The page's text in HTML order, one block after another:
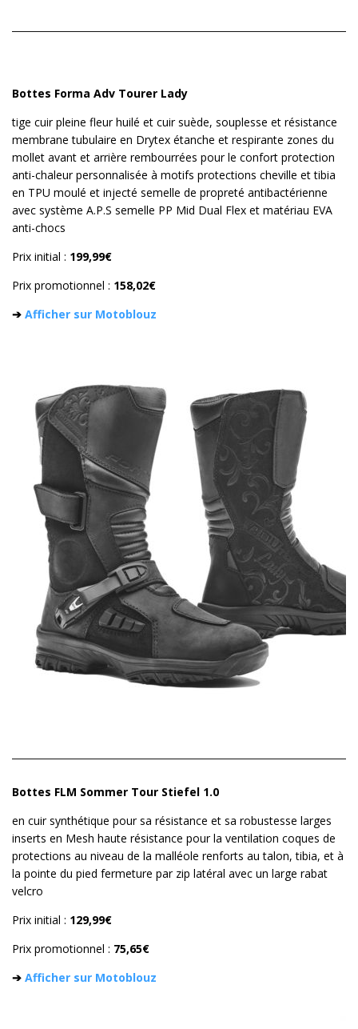
Bottes Forma Adv Tourer Lady
tige cuir pleine fleur huilé et cuir suède, souplesse et résistance
membrane tubulaire en Drytex étanche et respirante zones du
mollet avant et arrière rembourrées pour le confort protection
anti-chaleur personnalisée à motifs protections cheville et tibia
en TPU moulé et injecté semelle de propreté antibactérienne
avec système A.P.S semelle PP Mid Dual Flex et matériau EVA
anti-chocs
Prix initial : 199,99€
Prix promotionnel : 158,02€
➔ Afficher sur Motoblouz
Bottes FLM Sommer Tour Stiefel 1.0
en cuir synthétique pour sa résistance et sa robustesse larges
inserts en Mesh haute résistance pour la ventilation coques de
protections au niveau de la malléole renforts au talon, tibia, et à
la pointe du pied fermeture par zip latéral avec un large rabat
velcro
Prix initial : 129,99€
Prix promotionnel : 75,65€
➔ Afficher sur Motoblouz